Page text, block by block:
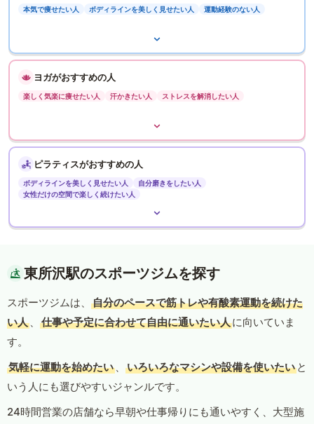
本気で痩せたい人 ボディラインを美しく見せたい人 運動経験のない人
ヨガがおすすめの人
楽しく気楽に痩せたい人 汗かきたい人 ストレスを解消したい人
ピラティスがおすすめの人
ボディラインを美しく見せたい人
自分磨きをしたい人
女性だけの空間で楽しく続けたい人
東所沢駅のスポーツジムを探す
スポーツジムは、
自分のペースで筋トレや有酸素運動を続けた
い人 、 仕事や予定に合わせて自由に通いたい人に向いていま
す。
気軽に運動を始めたい 、 いろいろなマシンや設備を使いたい と
いう人にも選びやすいジャンルです。
24時間営業の店舗なら早朝や仕事帰りにも通いやすく、大型施